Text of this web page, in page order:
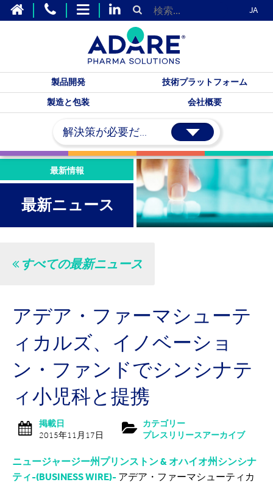
JA
製品開発
技術プラットフォーム
製造と包装
会社概要
解決策が必要だ...
最新情報
最新ニュース
すべての最新ニュース
アデア・ファーマシューテ
ィカルズ、イノベーショ
ン・ファンドでシンシナテ
ィ小児科と提携
掲載日
2015年11月17日
カテゴリー
プレスリリースアーカイブ
ニュージャージー州プリンストン & オハイオ州シンシナ
ティ-(BUSINESS WIRE)- アデア・ファーマシューティカ